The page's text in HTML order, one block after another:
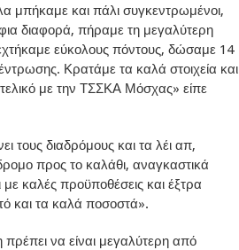
μπήκαμε και πάλι συγκεντρωμένοι,
διαφορά, πήραμε τη μεγαλύτερη
εύκολους πόντους, δώσαμε 14
Κρατάμε τα καλά στοιχεία και
με την ΤΣΣΚΑ Μόσχας» είπε
τους διαδρόμους και τα λέι απ,
προς το καλάθι, αναγκαστικά
καλές προϋποθέσεις και έξτρα
και τα καλά ποσοστά».
να είναι μεγαλύτερη από